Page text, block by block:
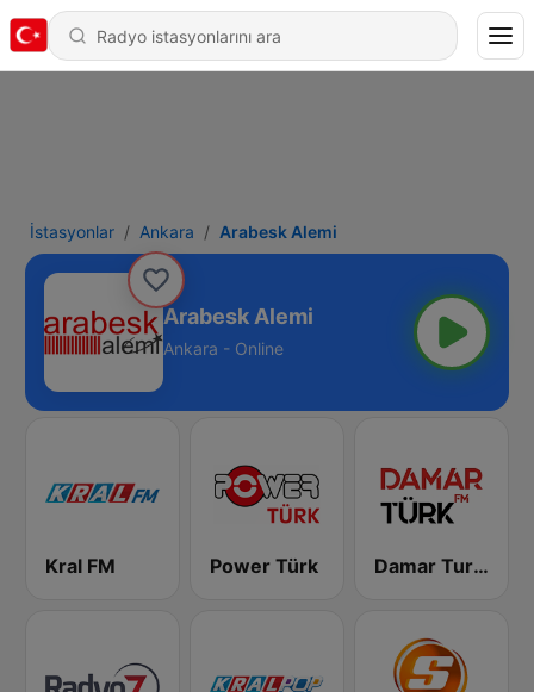
İstasyonlar Ankara Arabesk Alemi
Arabesk Alemi
Ankara - Online
Kral FM Power Türk Damar Turk FM